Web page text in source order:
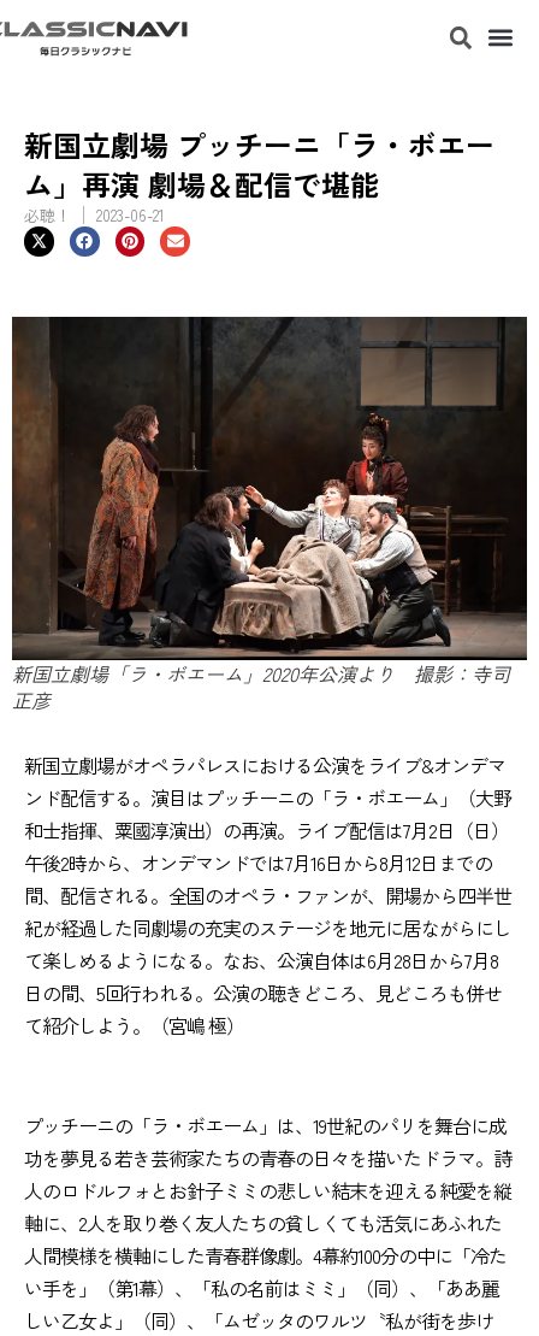
新国立劇場 プッチーニ「ラ・ボエー
ム」再演 劇場＆配信で堪能
必聴！ 2023-06-21
新国立劇場「ラ・ボエーム」2020年公演より 撮影：寺司
正彦
新国立劇場がオペラパレスにおける公演をライブ&オンデマ
ンド配信する。演目はプッチーニの「ラ・ボエーム」（大野
和士指揮、粟國淳演出）の再演。ライブ配信は7月2日（日）
午後2時から、オンデマンドでは7月16日から8月12日までの
間、配信される。全国のオペラ・ファンが、開場から四半世
紀が経過した同劇場の充実のステージを地元に居ながらにし
て楽しめるようになる。なお、公演自体は6月28日から7月8
日の間、5回行われる。公演の聴きどころ、見どころも併せ
て紹介しよう。（宮嶋 極）
プッチーニの「ラ・ボエーム」は、19世紀のパリを舞台に成
功を夢見る若き芸術家たちの青春の日々を描いたドラマ。詩
人のロドルフォとお針子ミミの悲しい結末を迎える純愛を縦
軸に、2人を取り巻く友人たちの貧しくても活気にあふれた
人間模様を横軸にした青春群像劇。4幕約100分の中に「冷た
い手を」（第1幕）、「私の名前はミミ」（同）、「ああ麗
しい乙女よ」（同）、「ムゼッタのワルツ〝私が街を歩け